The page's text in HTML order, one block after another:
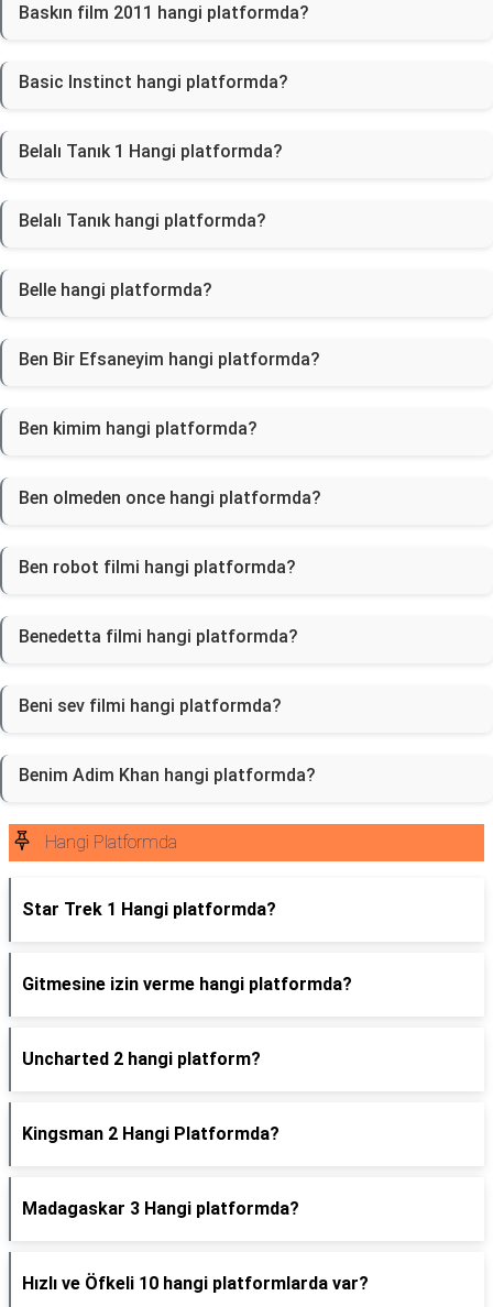
Baskın film 2011 hangi platformda?
Basic Instinct hangi platformda?
Belalı Tanık 1 Hangi platformda?
Belalı Tanık hangi platformda?
Belle hangi platformda?
Ben Bir Efsaneyim hangi platformda?
Ben kimim hangi platformda?
Ben olmeden once hangi platformda?
Ben robot filmi hangi platformda?
Benedetta filmi hangi platformda?
Beni sev filmi hangi platformda?
Benim Adim Khan hangi platformda?
Hangi Platformda
Star Trek 1 Hangi platformda?
Gitmesine izin verme hangi platformda?
Uncharted 2 hangi platform?
Kingsman 2 Hangi Platformda?
Madagaskar 3 Hangi platformda?
Hızlı ve Öfkeli 10 hangi platformlarda var?